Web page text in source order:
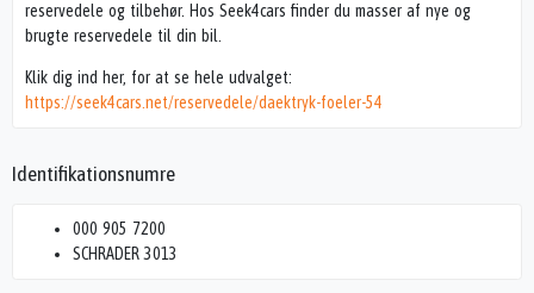
reservedele og tilbehør. Hos Seek4cars finder du masser af nye og
brugte reservedele til din bil.
Klik dig ind her, for at se hele udvalget:
https://seek4cars.net/reservedele/daektryk-foeler-54
Identifikationsnumre
000 905 7200
SCHRADER 3013